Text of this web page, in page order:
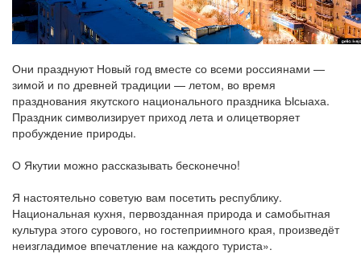
Они празднуют Новый год вместе со всеми россиянами —
зимой и по древней традиции — летом, во время
празднования якутского национального праздника Ысыаха.
Праздник символизирует приход лета и олицетворяет
пробуждение природы.
О Якутии можно рассказывать бесконечно!
Я настоятельно советую вам посетить республику.
Национальная кухня, первозданная природа и самобытная
культура этого сурового, но гостеприимного края, произведёт
неизгладимое впечатление на каждого туриста».